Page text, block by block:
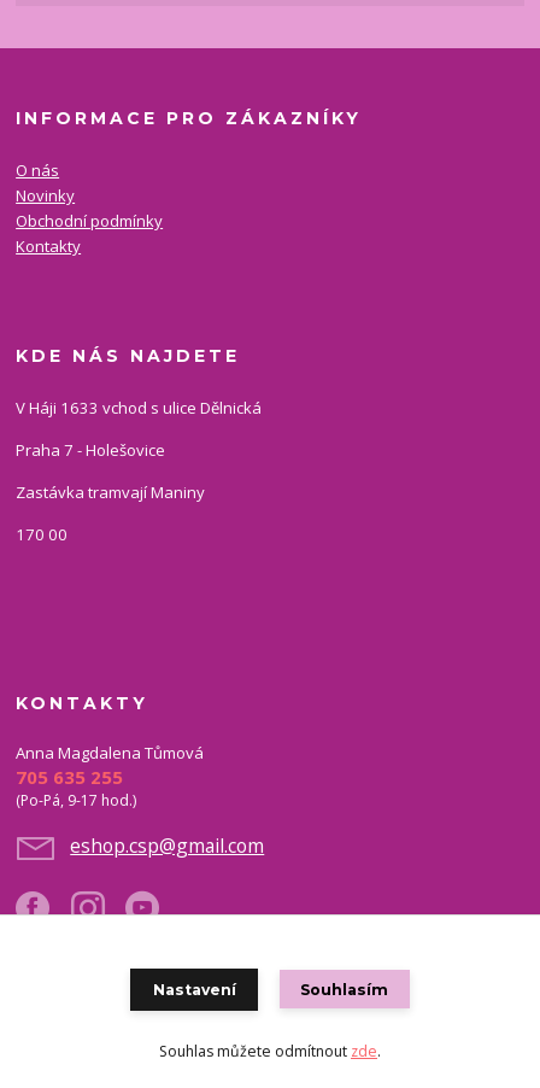
INFORMACE PRO ZÁKAZNÍKY
O nás
Novinky
Obchodní podmínky
Kontakty
KDE NÁS NAJDETE
V Háji 1633 vchod s ulice Dělnická
Praha 7 - Holešovice
Zastávka tramvají Maniny
170 00
KONTAKTY
Anna Magdalena Tůmová
705 635 255
(Po-Pá, 9-17 hod.)
eshop.csp@gmail.com
Vytvořeno na
Eshop-rychle.cz
Nastavení Souhlasím
Souhlas můžete odmítnout zde.